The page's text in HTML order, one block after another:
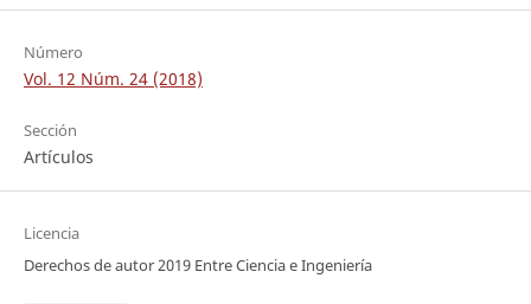
Número
Vol. 12 Núm. 24 (2018)
Sección
Artículos
Licencia
Derechos de autor 2019 Entre Ciencia e Ingeniería